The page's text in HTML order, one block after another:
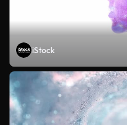
iStock